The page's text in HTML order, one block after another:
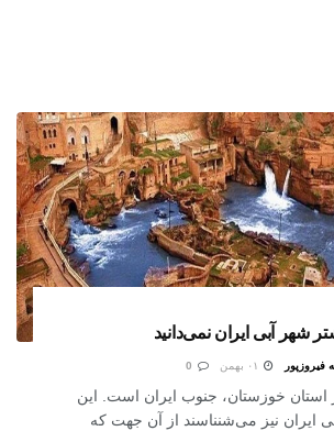
شهر آبی ایران نمی‌دانید
فیروزپور
خوزستان، جنوب ایران است. این
ایران نیز می‌شنناسند از آن جهت که